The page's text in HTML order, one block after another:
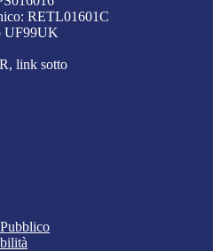
RETL01601C
UF99UK
link sotto